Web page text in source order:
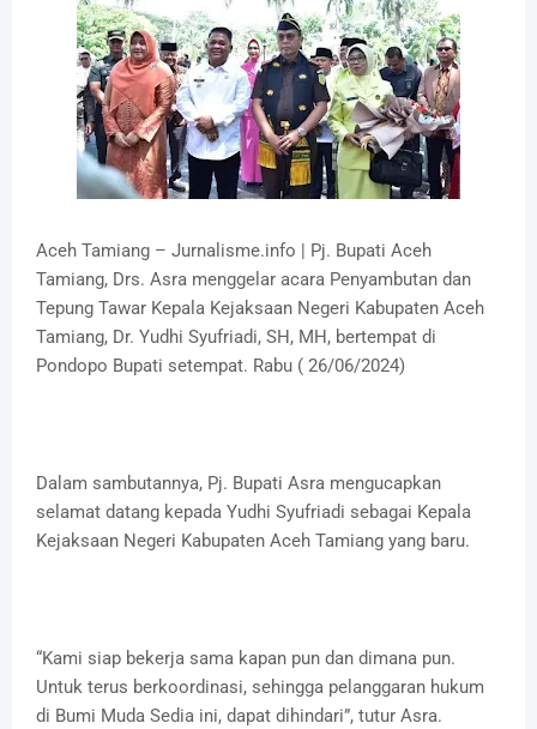
Aceh Tamiang – Jurnalisme.info | Pj. Bupati Aceh
Tamiang, Drs. Asra menggelar acara Penyambutan dan
Tepung Tawar Kepala Kejaksaan Negeri Kabupaten Aceh
Tamiang, Dr. Yudhi Syufriadi, SH, MH, bertempat di
Pondopo Bupati setempat. Rabu ( 26/06/2024)
Dalam sambutannya, Pj. Bupati Asra mengucapkan
selamat datang kepada Yudhi Syufriadi sebagai Kepala
Kejaksaan Negeri Kabupaten Aceh Tamiang yang baru.
“Kami siap bekerja sama kapan pun dan dimana pun.
Untuk terus berkoordinasi, sehingga pelanggaran hukum
di Bumi Muda Sedia ini, dapat dihindari”, tutur Asra.